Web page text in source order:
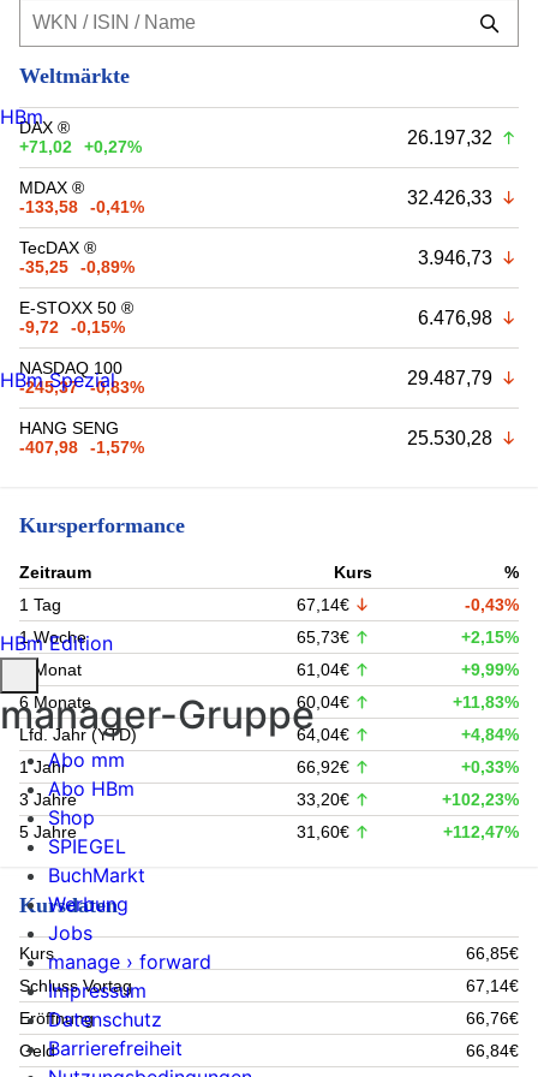
Weltmärkte
DAX ®
+71,02
+0,27% 26.197,32
MDAX ®
-133,58
-0,41% 32.426,33
TecDAX ®
-35,25
-0,89% 3.946,73
E-STOXX 50 ®
-9,72
-0,15% 6.476,98
NASDAQ 100
-245,37
-0,83% 29.487,79
HANG SENG
-407,98
-1,57% 25.530,28
Kursperformance
Zeitraum Kurs
%
1 Tag
67,14€
-0,43%
1 Woche
65,73€
+2,15%
1 Monat
61,04€
+9,99%
6 Monate
60,04€
+11,83%
Lfd. Jahr (YTD)
64,04€
+4,84%
1 Jahr
66,92€
+0,33%
3 Jahre
33,20€
+102,23%
5 Jahre
31,60€ +112,47%
Kursdaten
Kurs
66,85€
Schluss Vortag
67,14€
Eröffnung
66,76€
Geld
66,84€
HBm
HBm Spezial
HBm Edition
manager-Gruppe
Abo mm
Abo HBm
Shop
SPIEGEL
BuchMarkt
Werbung
Jobs
manage › forward
Impressum
Datenschutz
Barrierefreiheit